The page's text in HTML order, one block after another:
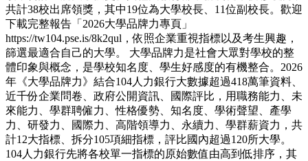
共計38校出席領獎，其中19位為大學校長、11位副校長。歡迎
下載完整報告「2026大學品牌力專頁」
https://tw104.pse.is/8k2qul，依照企業重視指標以及考生興趣，
篩選最適合自己的大學。 大學品牌力是社會大眾對學校的整
體印象與概念，是學校知名度、學生好感度的有機整合。2026
年《大學品牌力》結合104人力銀行大數據超過418萬筆資料、
近千份企業問卷、政府公開資訊、國際評比，用職務能力、未
來能力、學群聘僱力、性格優勢、知名度、學術聲望、產學
力、研發力、國際力、高階領導力、永續力、學群薪資力，共
計12大指標、拆分105項細指標，評比國內超過120所大學。
104人力銀行先將各校單一指標的原始數值由高到低排序，其